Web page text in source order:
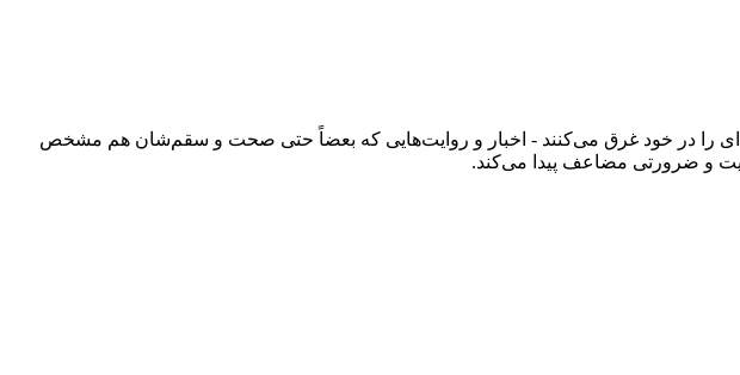
را در خود غرق می‌کنند - اخبار و روایت‌هایی که بعضاً حتی صحت و سقم‌شان هم مشخص
و ضرورتی مضاعف پیدا می‌کند.